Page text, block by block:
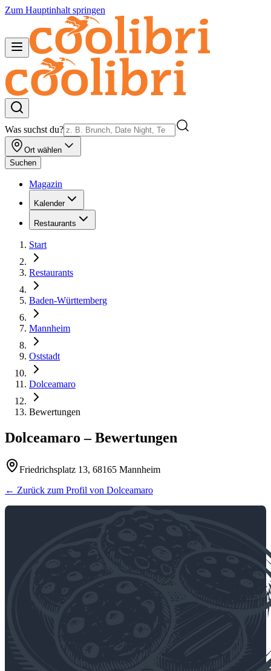
Zum Hauptinhalt springen
Was suchst du?
Ort wählen
Suchen
Magazin
Kalender
Restaurants
Start
Restaurants
Baden-Württemberg
Mannheim
Oststadt
Dolceamaro
Bewertungen
Dolceamaro – Bewertungen
Friedrichsplatz 13, 68165 Mannheim
← Zurück zum Profil von Dolceamaro